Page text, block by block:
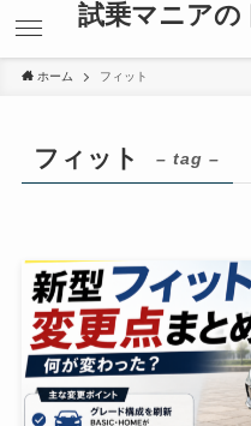
試乗マニアの
ホーム フィット
フィット – tag –